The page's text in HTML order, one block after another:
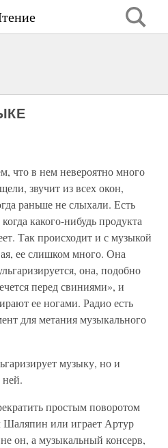
что в нем невероятно много
звучит из всех окон,
раньше не слыхали. Есть
какого-нибудь продукта
Так происходит и с музыкой
ее слишком много. Она
она, подобно
перед свиниями», и
ее ногами. Радио есть
для метания музыкального
музыку, но и
простым поворотом
Шаляпин или играет Артур
он, а музыкальный консерв,